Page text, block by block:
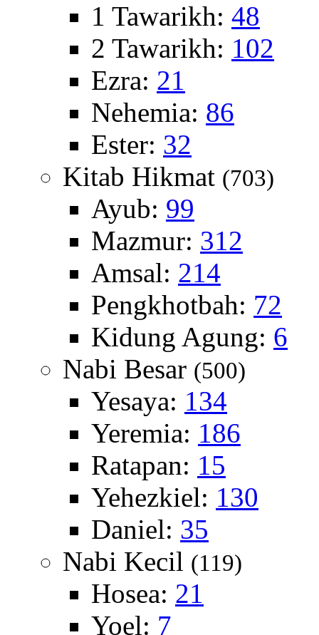
1 Tawarikh: 48
2 Tawarikh: 102
Ezra: 21
Nehemia: 86
Ester: 32
Kitab Hikmat (703)
Ayub: 99
Mazmur: 312
Amsal: 214
Pengkhotbah: 72
Kidung Agung: 6
Nabi Besar (500)
Yesaya: 134
Yeremia: 186
Ratapan: 15
Yehezkiel: 130
Daniel: 35
Nabi Kecil (119)
Hosea: 21
Yoel: 7